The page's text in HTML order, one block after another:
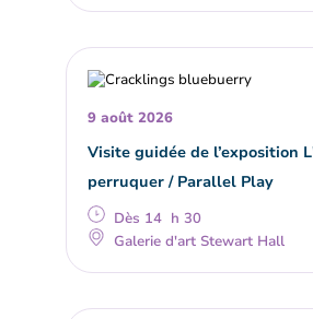
9 août 2026
Visite guidée de l’exposition
perruquer / Parallel Play
Dès 14 h 30
Galerie d'art Stewart Hall